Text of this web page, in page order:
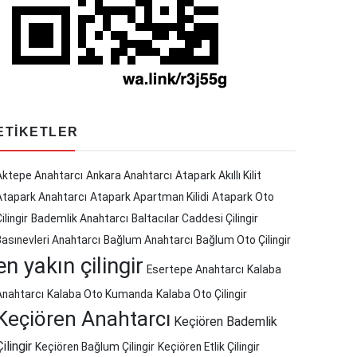
Anahtarcı Ankara Anahtarcı Atapark Akıllı Kilit
Anahtarcı Atapark Apartman Kilidi Atapark Oto
Bademlik Anahtarcı Baltacılar Caddesi Çilingir
Anahtarcı Bağlum Anahtarcı Bağlum Oto Çilingir
yakın çilingir Esertepe Anahtarcı Kalaba
Kalaba Oto Kumanda Kalaba Oto Çilingir
Anahtarcı Keçiören Bademlik
Keçiören Bağlum Çilingir Keçiören Etlik Çilingir